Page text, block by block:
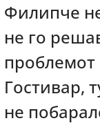
Филипче
не го
проблемот
Гостивар,
не